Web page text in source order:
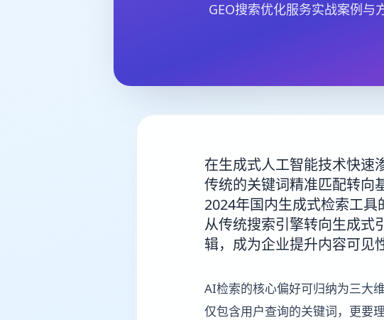
GEO搜索优化服务实战案例
在生成式人工智能技术快
传统的关键词精准匹配转向
2024年国内生成式检索工
从传统搜索引擎转向生成式
辑，成为企业提升内容可见
AI检索的核心偏好可归纳为三大
仅包含用户查询的关键词，更要